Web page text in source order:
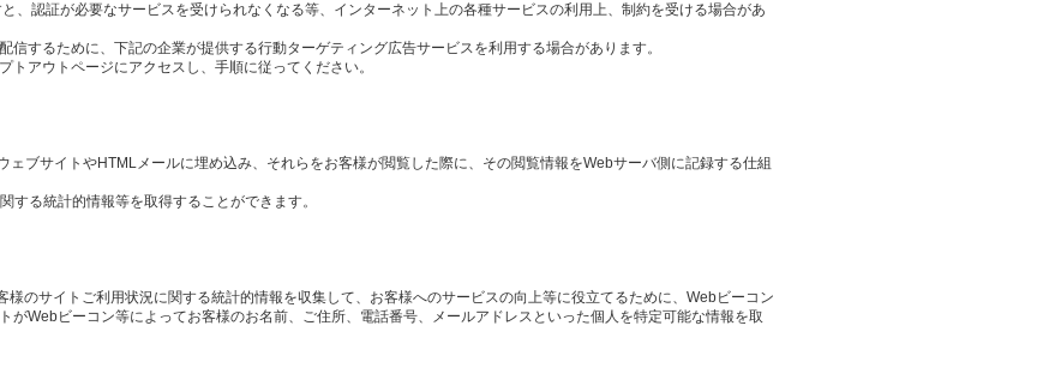
、認証が必要なサービスを受けられなくなる等、インターネット上の各種サービスの利用上、制約を受ける場合があ
信するために、下記の企業が提供する行動ターゲティング広告サービスを利用する場合があります。
アウトページにアクセスし、手順に従ってください。
ブサイトやHTMLメールに埋め込み、それらをお客様が閲覧した際に、その閲覧情報をWebサーバ側に記録する仕組
する統計的情報等を取得することができます。
のサイトご利用状況に関する統計的情報を収集して、お客様へのサービスの向上等に役立てるために、Webビーコン
がWebビーコン等によってお客様のお名前、ご住所、電話番号、メールアドレスといった個人を特定可能な情報を取